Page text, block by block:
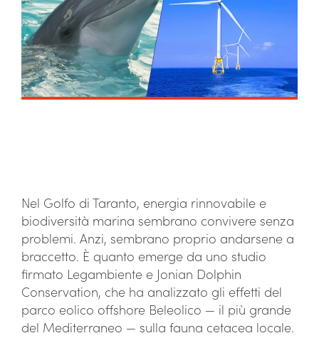
Nel Golfo di Taranto, energia rinnovabile e
biodiversità marina sembrano convivere senza
problemi. Anzi, sembrano proprio andarsene a
braccetto. È quanto emerge da uno studio
firmato Legambiente e Jonian Dolphin
Conservation, che ha analizzato gli effetti del
parco eolico offshore Beleolico — il più grande
del Mediterraneo — sulla fauna cetacea locale.